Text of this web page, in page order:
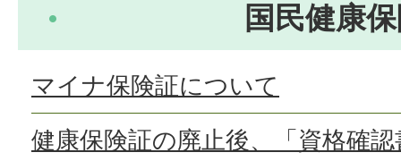
国民健康
マイナ保険証について
健康保険証の廃止後、「資格確